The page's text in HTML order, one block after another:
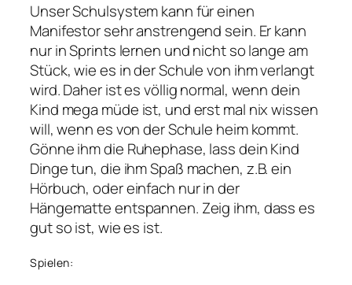
Unser Schulsystem kann für einen
Manifestor sehr anstrengend sein. Er kann
nur in Sprints lernen und nicht so lange am
Stück, wie es in der Schule von ihm verlangt
wird. Daher ist es völlig normal, wenn dein
Kind mega müde ist, und erst mal nix wissen
will, wenn es von der Schule heim kommt.
Gönne ihm die Ruhephase, lass dein Kind
Dinge tun, die ihm Spaß machen, z.B. ein
Hörbuch, oder einfach nur in der
Hängematte entspannen. Zeig ihm, dass es
gut so ist, wie es ist.
Spielen: